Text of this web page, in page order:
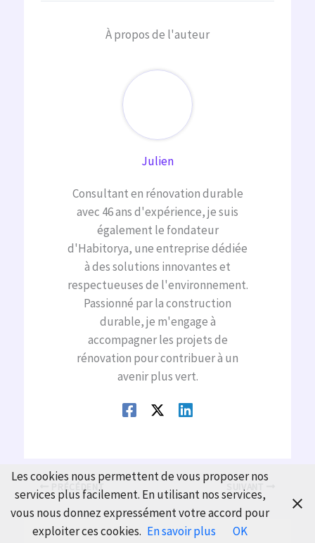
À propos de l'auteur
Julien
Consultant en rénovation durable
avec 46 ans d'expérience, je suis
également le fondateur
d'Habitorya, une entreprise dédiée
à des solutions innovantes et
respectueuses de l'environnement.
Passionné par la construction
durable, je m'engage à
accompagner les projets de
rénovation pour contribuer à un
avenir plus vert.
PRÉCÉDENT SUIVANT
Les cookies nous permettent de vous proposer nos
services plus facilement. En utilisant nos services,
vous nous donnez expressément votre accord pour
exploiter ces cookies. En savoir plus OK